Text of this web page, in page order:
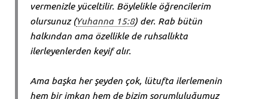
vermenizle yüceltilir. Böylelikle öğrencilerim
olursunuz (Yuhanna 15:8) der. Rab bütün
halkından ama özellikle de ruhsallıkta
ilerleyenlerden keyif alır.
Ama başka her şeyden çok, lütufta ilerlemenin
hem bir imkan hem de bizim sorumluluğumuz